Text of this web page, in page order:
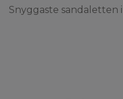
Snyggaste sandaletten